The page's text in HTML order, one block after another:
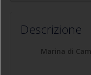
Descrizione
Marina di